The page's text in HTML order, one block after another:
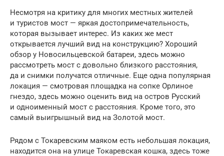
Несмотря на критику для многих местных жителей
и туристов мост — яркая достопримечательность,
которая вызывает интерес. Из каких же мест
открывается лучший вид на конструкцию? Хороший
обзор у Новосильцевской батареи, здесь можно
рассмотреть мост с довольно близкого расстояния,
да и снимки получатся отличные. Еще одна популярная
локация — смотровая площадка на сопке Орлиное
гнездо, здесь можно оценить вид на остров Русский
и одноименный мост с расстояния. Кроме того, это
самый выигрышный вид на Золотой мост.
Рядом с Токаревским маяком есть небольшая локация,
находится она на улице Токаревская кошка, здесь тоже